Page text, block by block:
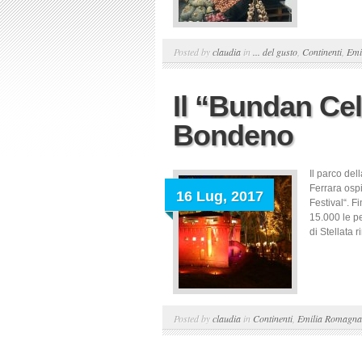
Posted byclaudia in ... del gusto Continenti,
Il “Bundan
Bondeno
16 Lug, 2017
Il parco
Ferrara
Festival“.
15.000 le
di Stellata
Posted byclaudia in Continenti, Emilia Romagna